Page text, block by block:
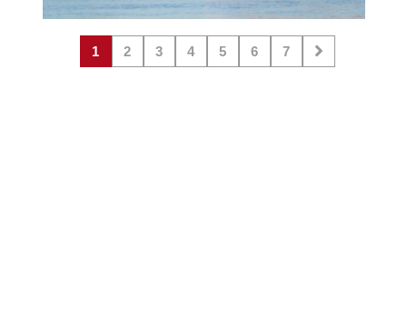
1 2 3 4 5 6 7